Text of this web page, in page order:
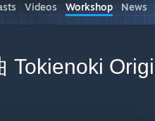
Videos Workshop News
Tokienoki